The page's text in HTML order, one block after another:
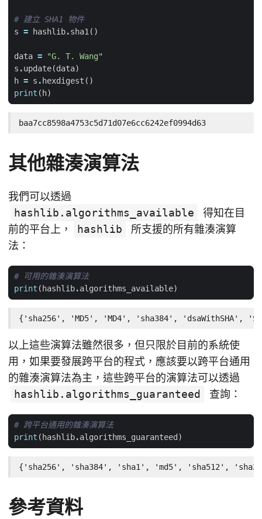
# 建立 SHA1 物件
s = hashlib.sha1 ()
data =
"G. T. Wang"
s .update(data)
h = s . hexdigest ()
print ( h)
baa7cc8598a4753c5d71d07e6cc6242ef0994d63
其他雜湊演算法
我們可以透過
hashlib.algorithms_available
得知在目
前的平台上，
hashlib
所支援的所有雜湊演算
法：
# 可用的雜湊演算法
print ( hashlib.algorithms_available)
{'sha256', 'MD5', 'MD4', 'sha384', 'dsaWithSHA',
以上這些演算法雖然很多，但只限於目前的系統使
用，如果要發展跨平台的程式，應該要以跨平台通用
的雜湊演算法為主，這些跨平台的演算法可以透過
hashlib.algorithms_guaranteed
查詢：
# 跨平台通用的雜湊演算法
print ( hashlib.algorithms_guaranteed )
{'sha256', 'sha384', 'sha1', 'md5', 'sha512',
參考資料